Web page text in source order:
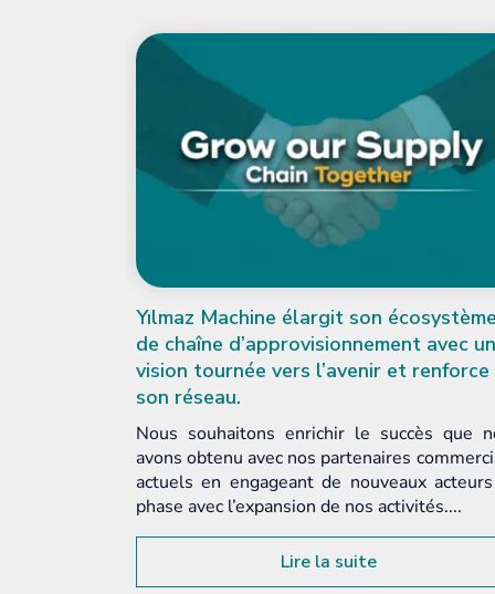
son écosystème
avec une
et renforce
le succès que nous
commerciaux
nouveaux acteurs en
de nos activités....
Fensterbau Frontale 2026 :
vous mondial de l’industrie
fenêtres
Fensterbau Frontale, le salon
plus complet dédié à
de portes, fenêtres et façades,
ses portes cette année à